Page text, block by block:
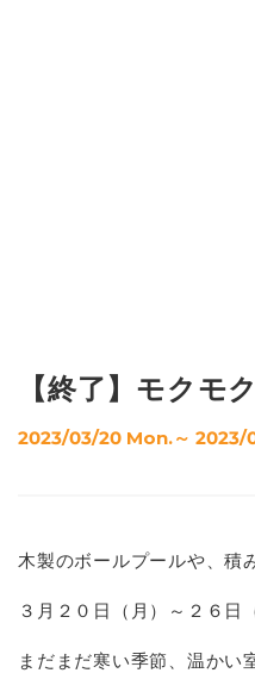
【終了】モクモ
2023/03/20 Mon.～ 2023/
木製のボールプールや、積
３月２０日（月）～２６日
まだまだ寒い季節、温かい